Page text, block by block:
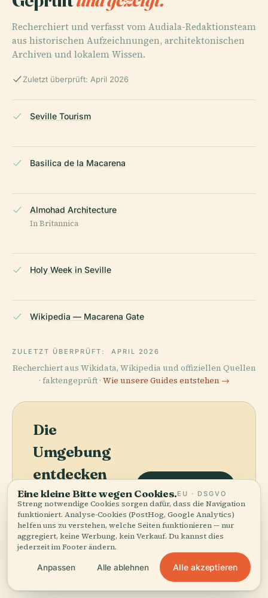
Recherchiert und verfasst vom Audiala-Redaktionsteam
aus historischen Aufzeichnungen, architektonischen
Archiven und lokalem Wissen.
Zuletzt überprüft: April 2026
Seville Tourism
Basilica de la Macarena
Almohad Architecture
In Britannica
Holy Week in Seville
Wikipedia — Macarena Gate
ZULETZT ÜBERPRÜFT: APRIL 2026
Recherchiert aus Wikidata, Wikipedia und offiziellen Quellen
· faktengeprüft · Wie unsere Guides entstehen →
Die
Umgebung
entdecken
Sehen Sie Puerta De La
Macarena (Sevilla) auf
der Karte und
entdecken Sie, was in
der Nähe ist.
Eine kleine Bitte wegen Cookies.EU · DSGVO
Streng notwendige Cookies sorgen dafür, dass die Navigation
funktioniert. Analyse-Cookies (PostHog, Google Analytics)
helfen uns zu verstehen, welche Seiten funktionieren — nur
aggregiert, keine Werbung, kein Verkauf. Du kannst dies
jederzeit im Footer ändern.
Anpassen Alle ablehnen Alle akzeptieren